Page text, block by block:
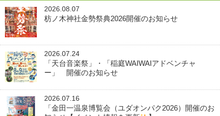
2026.08.07
枋ノ木神社金勢祭典2026開催のお知らせ
2026.07.24
「天台音楽祭」・「稲庭WAIWAIアドベンチャ
ー」 開催のお知らせ
2026.07.16
「金田一温泉博覧会（ユダオンパク2026）開催のお